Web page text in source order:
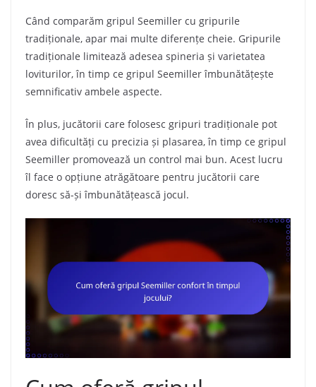
Când comparăm gripul Seemiller cu gripurile
tradiționale, apar mai multe diferențe cheie. Gripurile
tradiționale limitează adesea spineria și varietatea
loviturilor, în timp ce gripul Seemiller îmbunătățește
semnificativ ambele aspecte.
În plus, jucătorii care folosesc gripuri tradiționale pot
avea dificultăți cu precizia și plasarea, în timp ce gripul
Seemiller promovează un control mai bun. Acest lucru
îl face o opțiune atrăgătoare pentru jucătorii care
doresc să-și îmbunătățească jocul.